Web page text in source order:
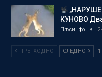
КУНОВО
Плусинфо
ПРЕТХОДНО СЛЕДНО 1